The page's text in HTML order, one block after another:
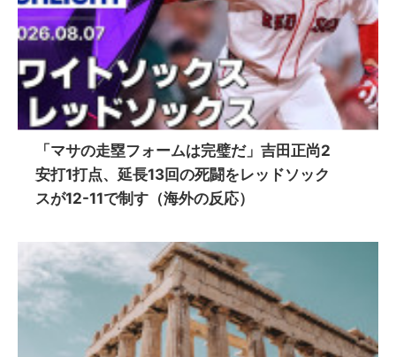
「マサの走塁フォームは完璧だ」吉田正尚2
安打1打点、延長13回の死闘をレッドソック
スが12-11で制す（海外の反応）